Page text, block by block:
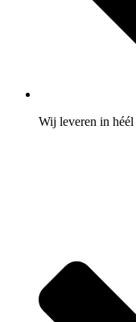
Wij leveren in héél